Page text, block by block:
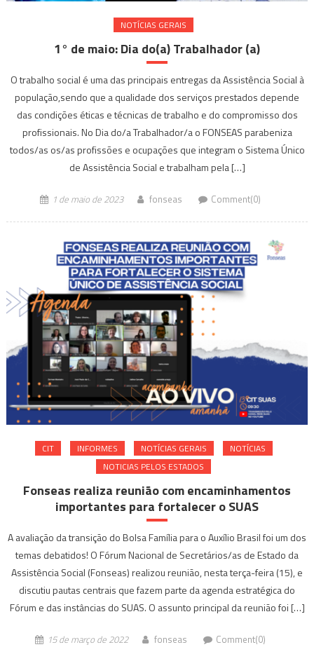
NOTÍ­CIAS GERAIS
1° de maio: Dia do(a) Trabalhador (a)
O trabalho social é uma das principais entregas da Assistência Social à
população,sendo que a qualidade dos serviços prestados depende
das condições éticas e técnicas de trabalho e do compromisso dos
profissionais. No Dia do/a Trabalhador/a o FONSEAS parabeniza
todos/as os/as profissões e ocupações que integram o Sistema Único
de Assistência Social e trabalham pela […]
1 de maio de 2023 fonseas Comment(0)
CIT INFORMES NOTÍ­CIAS GERAIS
NOTÍCIAS
NOTICIAS PELOS ESTADOS
Fonseas realiza reunião com encaminhamentos
importantes para fortalecer o SUAS
A avaliação da transição do Bolsa Família para o Auxílio Brasil foi um dos
temas debatidos! O Fórum Nacional de Secretários/as de Estado da
Assistência Social (Fonseas) realizou reunião, nesta terça-feira (15), e
discutiu pautas centrais que fazem parte da agenda estratégica do
Fórum e das instâncias do SUAS. O assunto principal da reunião foi […]
15 de março de 2022 fonseas Comment(0)